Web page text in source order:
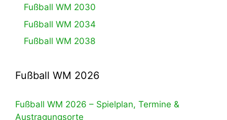
Fußball WM 2030
Fußball WM 2034
Fußball WM 2038
Fußball WM 2026
Fußball WM 2026 – Spielplan, Termine &
Austragungsorte